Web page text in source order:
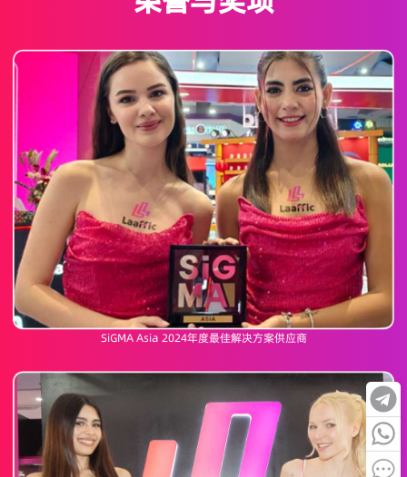
SiGMA Asia 2024年度最佳解决方案供应商